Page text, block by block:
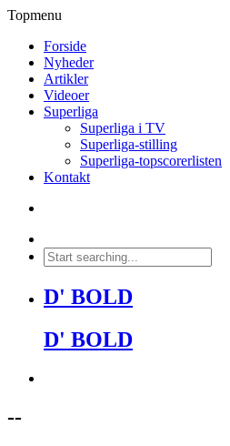
Topmenu
Forside
Nyheder
Artikler
Videoer
Superliga
Superliga i TV
Superliga-stilling
Superliga-topscorerlisten
Kontakt
D' BOLD
D' BOLD
--